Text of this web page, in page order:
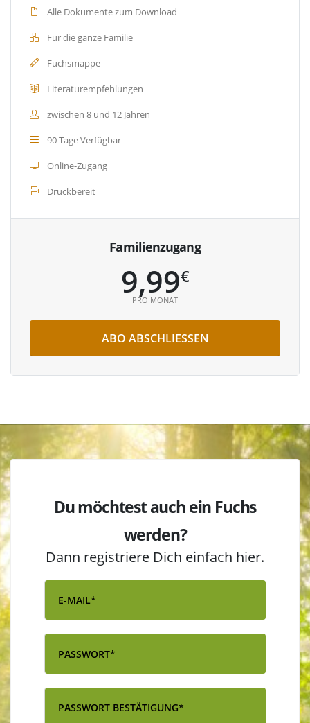
Alle Dokumente zum Download
Für die ganze Familie
Fuchsmappe
Literaturempfehlungen
zwischen 8 und 12 Jahren
90 Tage Verfügbar
Online-Zugang
Druckbereit
Familienzugang
9,99€
PRO MONAT
ABO ABSCHLIESSEN
Du möchtest auch ein Fuchs
werden?
Dann registriere Dich einfach hier.